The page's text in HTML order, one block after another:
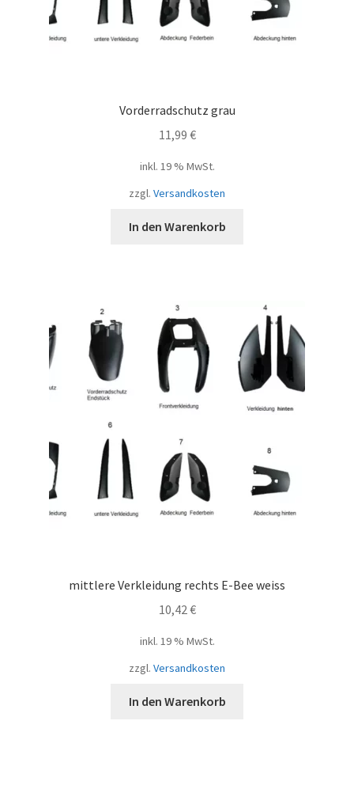
Vorderradschutz grau
11,99 €
inkl. 19 % MwSt.
zzgl. Versandkosten
In den Warenkorb
mittlere Verkleidung rechts E-Bee weiss
10,42 €
inkl. 19 % MwSt.
zzgl. Versandkosten
In den Warenkorb